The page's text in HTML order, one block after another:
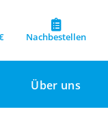
Nachbestellen
Über uns